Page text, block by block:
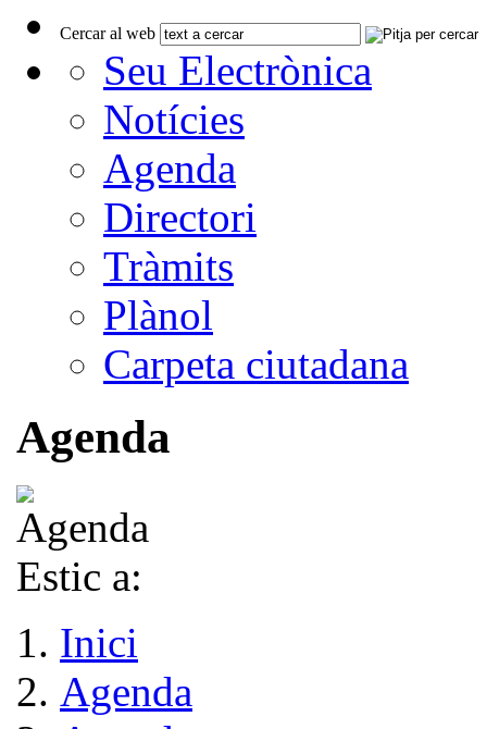
Cercar al web
Seu Electrònica
Notícies
Agenda
Directori
Tràmits
Plànol
Carpeta ciutadana
Agenda
Estic a:
Inici
Agenda